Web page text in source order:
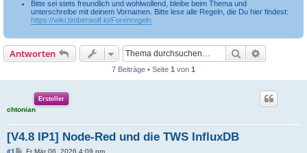
Bitte sei stets freundlich und wohlwollend, bleibe beim Thema und
unterschreibe mit deinem Vornamen. Bitte lese alle Regeln, die Du hier findest:
https://wiki.timberwolf.io/Forenregeln
Antworten Suche
7 Beiträge • Seite 1 von 1
Ersteller
chtonian
[V4.8 IP1] Node-Red und die TWS InfluxDB
#1
BFr Mär 06, 2026 4:09 pm